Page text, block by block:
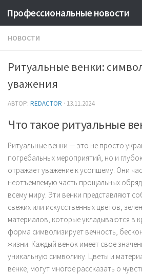
Профессиональные новости
НОВОСТИ
Ритуальные венки:
уважения
АВТОР: REDACTOR · 13.11.2024
Что такое ритуальные
Ритуальные венки — это не просто
погребальных мероприятий, но и
отражает уважение к усопшему. Они
неотъемлемую часть прощальных
всему миру. Эти венки представляют
свежих или искусственных цветов,
материалов, которые укладываются в
форма символизирует вечность,
жизни. Каждый венок имеет свое
уникальную символику. Цветы и
венке, могут многое рассказать о